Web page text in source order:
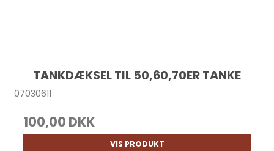
TANKDÆKSEL TIL 50,60,70ER TANKE
07030611
100,00 DKK
VIS PRODUKT